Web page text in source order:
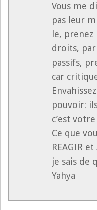
Vous me
pas leur
le,
droits,
passifs,
car
pouvoir:
c’est
Ce que
REAGIR et
je sais de
Yahya